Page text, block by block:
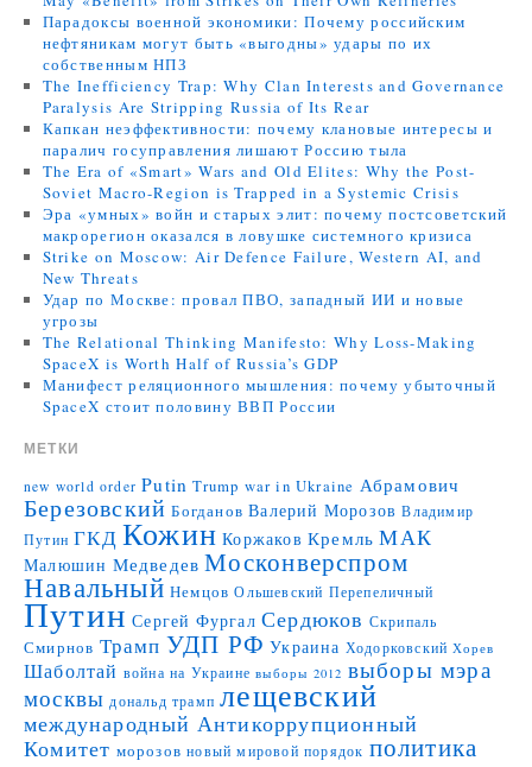
Парадоксы военной экономики: Почему российским
нефтяникам могут быть «выгодны» удары по их
собственным НПЗ
The Inefficiency Trap: Why Clan Interests and Governance
Paralysis Are Stripping Russia of Its Rear
Капкан неэффективности: почему клановые интересы и
паралич госуправления лишают Россию тыла
The Era of «Smart» Wars and Old Elites: Why the Post-
Soviet Macro-Region is Trapped in a Systemic Crisis
Эра «умных» войн и старых элит: почему постсоветский
макрорегион оказался в ловушке системного кризиса
Strike on Moscow: Air Defence Failure, Western AI, and
New Threats
Удар по Москве: провал ПВО, западный ИИ и новые
угрозы
The Relational Thinking Manifesto: Why Loss-Making
SpaceX is Worth Half of Russia’s GDP
Манифест реляционного мышления: почему убыточный
SpaceX стоит половину ВВП России
МЕТКИ
new world order Putin Trump war in Ukraine Абрамович
Березовский Богданов Валерий Морозов Владимир
Путин ГКД Кожин Коржаков Кремль МАК
Малюшин Медведев Москонверспром
Навальный Немцов Ольшевский Перепеличный
Путин Сергей Фургал Сердюков Скрипаль
Смирнов Трамп УДП РФ Украина Ходорковский Хорев
Шаболтай война на Украине выборы 2012 выборы мэра
москвы дональд трамп лещевский
международный Антикоррупционный
Комитет морозов новый мировой порядок политика